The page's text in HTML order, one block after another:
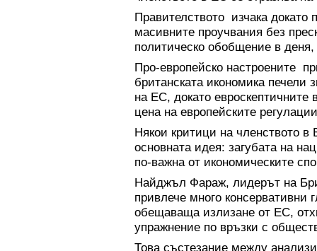
Правителството изчака докато
масивните проучвания без
политическо обобщение в
Про-европейско настроените
британската икономика печели
на ЕС, докато евроскептичните
цена на европейските
Някои критици на членството в
основната идея: загубата на
по-важна от икономическите
Найджъл Фараж, лидерът на
привлече много консервативни
обещаваща излизане от ЕС,
упражнение по връзки с
Това състезание между